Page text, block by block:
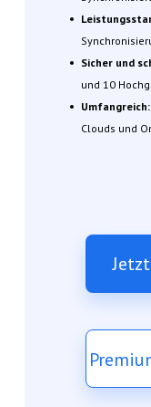
Sicher und
und 10
Umfangreich:
Clouds und